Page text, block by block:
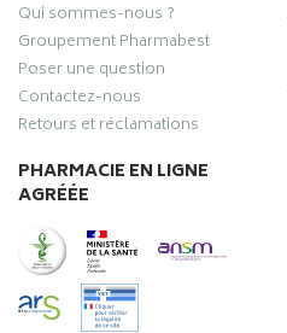
Qui sommes-nous ?
Groupement Pharmabest
Poser une question
Contactez-nous
Retours et réclamations
PHARMACIE EN LIGNE
AGRÉÉE